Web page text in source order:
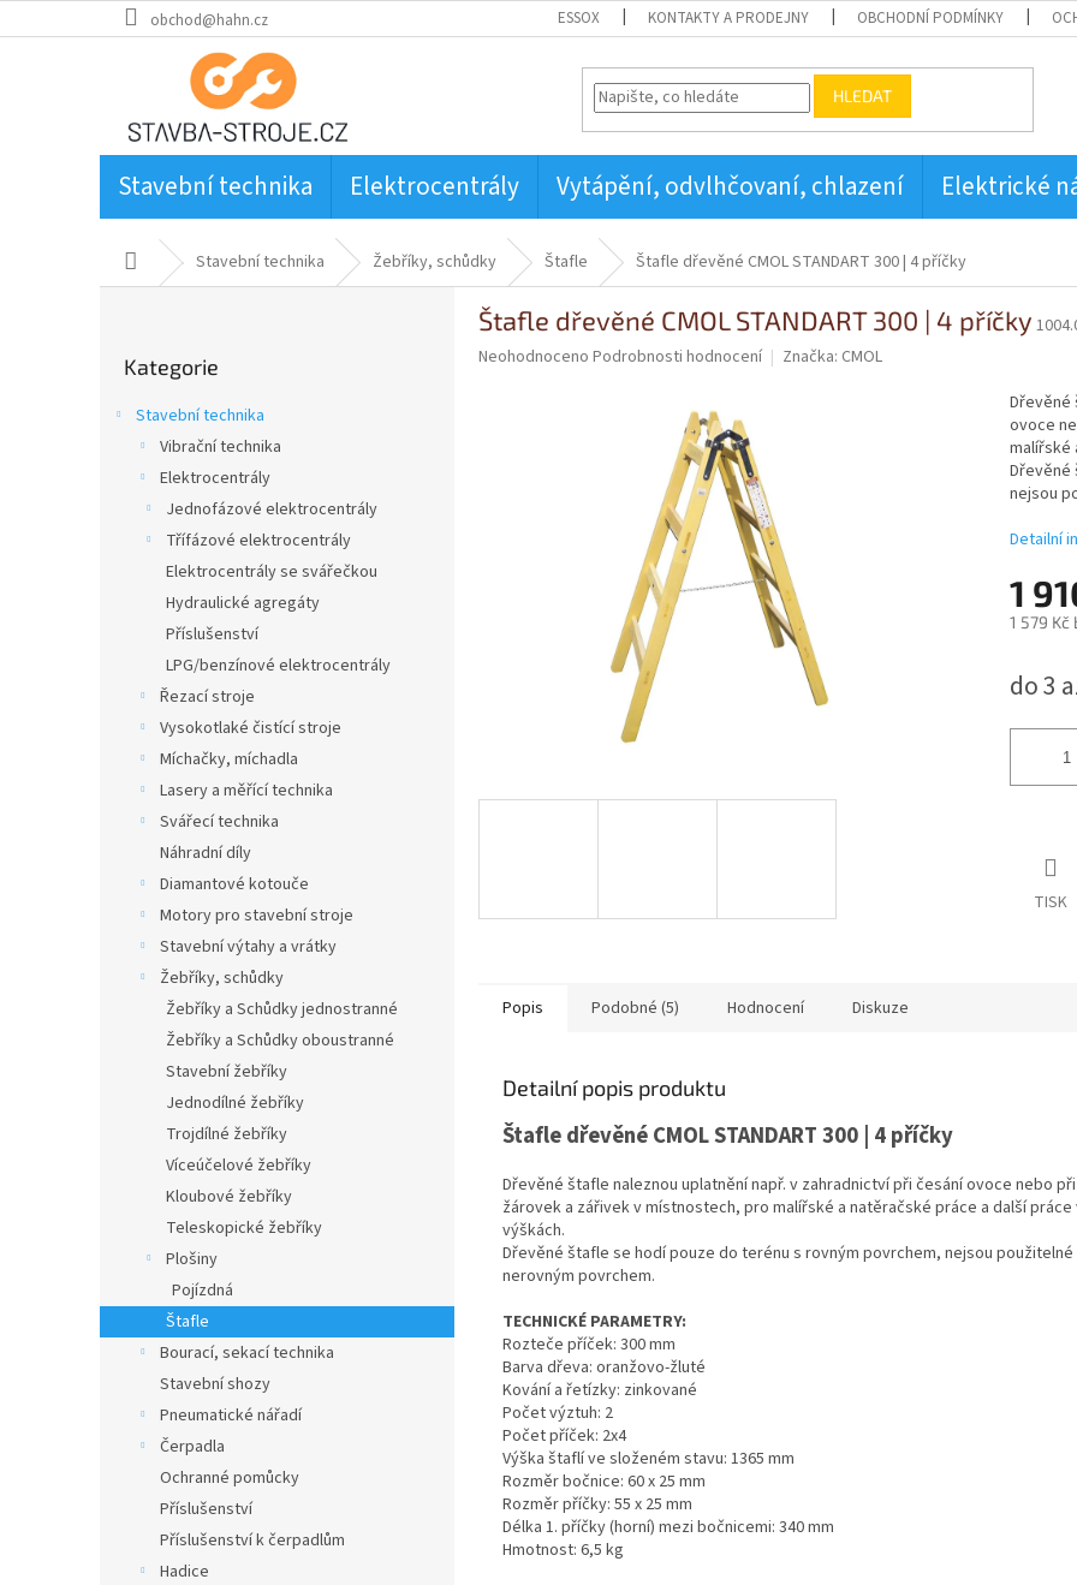
na
obchod@hahn.cz ESSOX KONTAKTY A PRODEJNY OBCHODNÍ PODMÍNKY
HLEDAT
Stavební technika Elektrocentrály Vytápění, odvlhčovaní, chlazení Elektrické
Domů Stavební technika Žebříky, schůdky Štafle Štafle dřevěné CMOL STANDART 300 | 4 příčky
kategorie
Kategorie
Stavební technika
Vibrační technika
Elektrocentrály
Jednofázové elektrocentrály
Třífázové elektrocentrály
Elektrocentrály se svářečkou
Hydraulické agregáty
Příslušenství
LPG/benzínové elektrocentrály
Řezací stroje
Vysokotlaké čistící stroje
Míchačky, míchadla
Lasery a měřící technika
Svářecí technika
Náhradní díly
Diamantové kotouče
Motory pro stavební stroje
Stavební výtahy a vrátky
Žebříky, schůdky
Žebříky a Schůdky jednostranné
Žebříky a Schůdky oboustranné
Stavební žebříky
Jednodílné žebříky
Trojdílné žebříky
Víceúčelové žebříky
Kloubové žebříky
Teleskopické žebříky
Plošiny
Pojízdná
Štafle
Bourací, sekací technika
Stavební shozy
Pneumatické nářadí
Čerpadla
Ochranné pomůcky
Příslušenství
Příslušenství k čerpadlům
Hadice
Štafle dřevěné CMOL STANDART 300 | 4 příčky
Průměrné
Neohodnoceno Podrobnosti hodnocení Značka: CMOL
1
1 579 Kč
cena:
do 3
Dřevěné
ovoce
malířské
Dřevěné
nejsou
Detailní
TISK
Popis Podobné (5) Hodnocení Diskuze
Detailní popis produktu
Štafle dřevěné CMOL STANDART 300 | 4 příčky
Dřevěné štafle naleznou uplatnění např. v zahradnictví při česání ovoce nebo
žárovek a zářivek v místnostech, pro malířské a natěračské práce a další práce
výškách.
Dřevěné štafle se hodí pouze do terénu s rovným povrchem, nejsou
nerovným povrchem.
TECHNICKÉ PARAMETRY:
Rozteče příček: 300 mm
Barva dřeva: oranžovo-žluté
Kování a řetízky: zinkované
Počet výztuh: 2
Počet příček: 2x4
Výška štaflí ve složeném stavu: 1365 mm
Rozměr bočnice: 60 x 25 mm
Rozměr příčky: 55 x 25 mm
Délka 1. příčky (horní) mezi bočnicemi: 340 mm
Hmotnost: 6,5 kg